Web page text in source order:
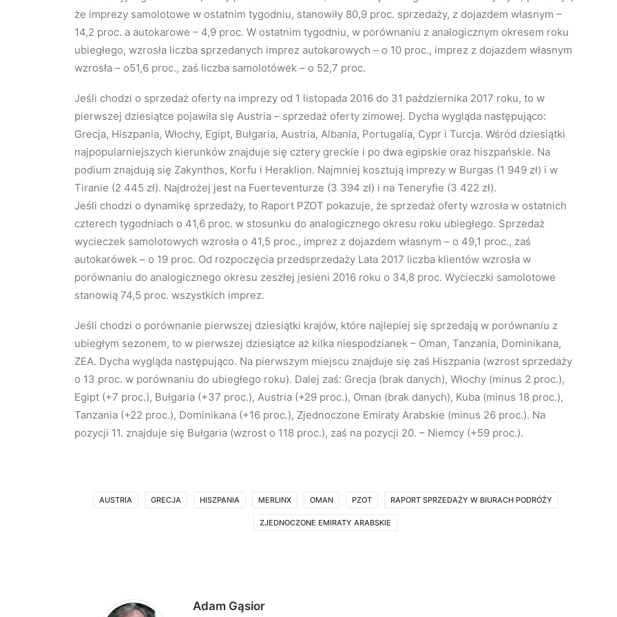
że imprezy samolotowe w ostatnim tygodniu, stanowiły 80,9 proc. sprzedaży, z dojazdem własnym –
14,2 proc. a autokarowe – 4,9 proc. W ostatnim tygodniu, w porównaniu z analogicznym okresem roku
ubiegłego, wzrosła liczba sprzedanych imprez autokarowych – o 10 proc., imprez z dojazdem własnym
wzrosła – o51,6 proc., zaś liczba samolotówek – o 52,7 proc.
Jeśli chodzi o sprzedaż oferty na imprezy od 1 listopada 2016 do 31 października 2017 roku, to w
pierwszej dziesiątce pojawiła się Austria – sprzedaż oferty zimowej. Dycha wygląda następująco:
Grecja, Hiszpania, Włochy, Egipt, Bułgaria, Austria, Albania, Portugalia, Cypr i Turcja. Wśród dziesiątki
najpopularniejszych kierunków znajduje się cztery greckie i po dwa egipskie oraz hiszpańskie. Na
podium znajdują się Zakynthos, Korfu i Heraklion. Najmniej kosztują imprezy w Burgas (1 949 zł) i w
Tiranie (2 445 zł). Najdrożej jest na Fuerteventurze (3 394 zł) i na Teneryfie (3 422 zł).
Jeśli chodzi o dynamikę sprzedaży, to Raport PZOT pokazuje, że sprzedaż oferty wzrosła w ostatnich
czterech tygodniach o 41,6 proc. w stosunku do analogicznego okresu roku ubiegłego. Sprzedaż
wycieczek samolotowych wzrosła o 41,5 proc., imprez z dojazdem własnym – o 49,1 proc., zaś
autokarówek – o 19 proc. Od rozpoczęcia przedsprzedaży Lata 2017 liczba klientów wzrosła w
porównaniu do analogicznego okresu zeszłej jesieni 2016 roku o 34,8 proc. Wycieczki samolotowe
stanowią 74,5 proc. wszystkich imprez.
Jeśli chodzi o porównanie pierwszej dziesiątki krajów, które najlepiej się sprzedają w porównaniu z
ubiegłym sezonem, to w pierwszej dziesiątce aż kilka niespodzianek – Oman, Tanzania, Dominikana,
ZEA. Dycha wygląda następująco. Na pierwszym miejscu znajduje się zaś Hiszpania (wzrost sprzedaży
o 13 proc. w porównaniu do ubiegłego roku). Dalej zaś: Grecja (brak danych), Włochy (minus 2 proc.),
Egipt (+7 proc.), Bułgaria (+37 proc.), Austria (+29 proc.), Oman (brak danych), Kuba (minus 18 proc.),
Tanzania (+22 proc.), Dominikana (+16 proc.), Zjednoczone Emiraty Arabskie (minus 26 proc.). Na
pozycji 11. znajduje się Bułgaria (wzrost o 118 proc.), zaś na pozycji 20. – Niemcy (+59 proc.).
AUSTRIA GRECJA HISZPANIA MERLINX OMAN PZOT RAPORT SPRZEDAŻY W BIURACH PODRÓŻY
ZJEDNOCZONE EMIRATY ARABSKIE
Adam Gąsior